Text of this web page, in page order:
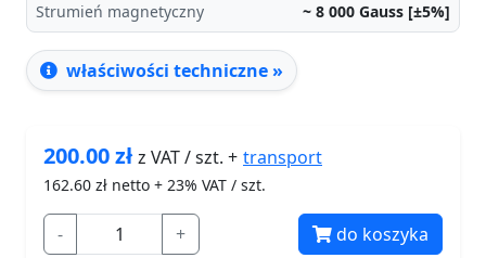
Strumień magnetyczny
~ 8 000 Gauss [±5%]
właściwości techniczne »
200.00złz VAT / szt. + transport
162.60 zł netto + 23% VAT / szt.
- + do koszyka